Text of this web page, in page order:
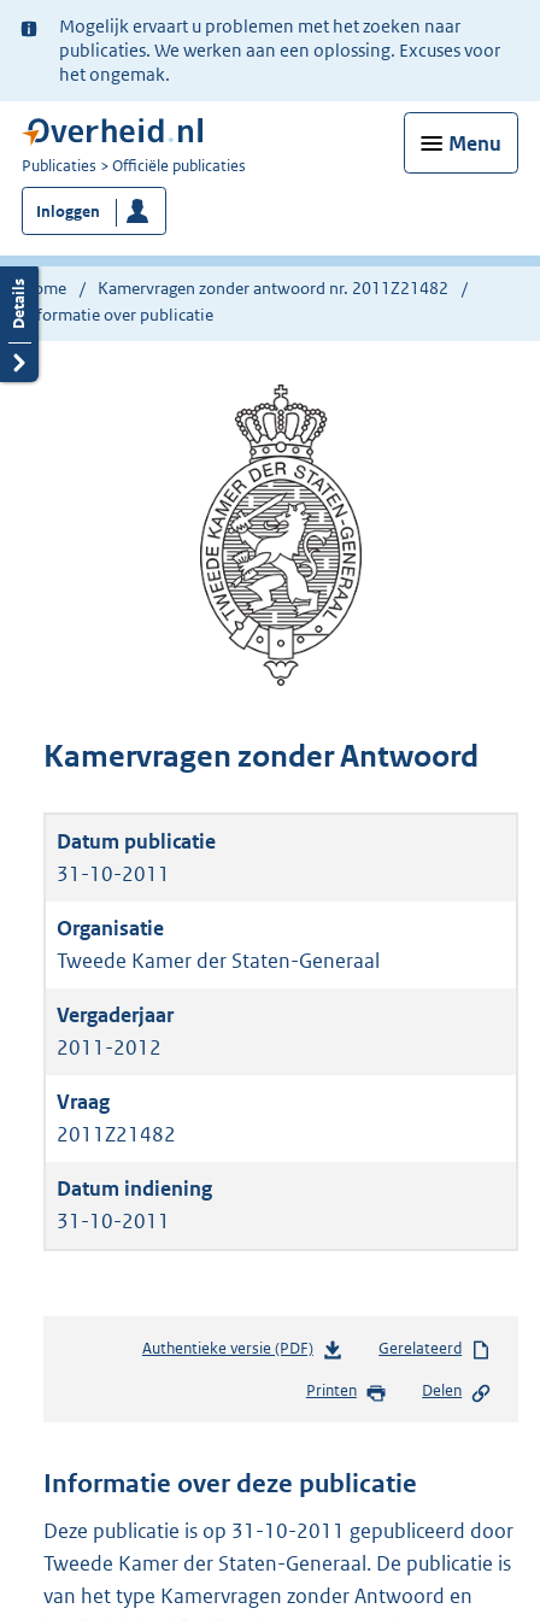
Ter
informatie:
Mogelijk ervaart u problemen met het zoeken naar
publicaties. We werken aan een oplossing. Excuses voor
het ongemak.
Menu
U
bent
nu
hier:
Publicaties Officiële publicaties
Inloggen
Home
Kamervragen zonder antwoord nr. 2011Z21482
Informatie over publicatie
Kamervragen zonder Antwoord
31-10-2011
Tweede Kamer der Staten-Generaal
2011-2012
2011Z21482
31-10-2011
Authentieke versie (PDF)b
s
n
s
r
o
Gerelateerd
Printen Delen
Informatie over deze publicatie
Deze publicatie is op 31-10-2011 gepubliceerd door
Tweede Kamer der Staten-Generaal. De publicatie is
van het type Kamervragen zonder Antwoord en